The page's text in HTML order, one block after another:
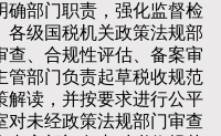
部门职责，强化监督检
各级国税机关政策法规部
查、合规性评估、备案审
管部门负责起草税收规范
解读，并按要求进行公平
对未经政策法规部门审查